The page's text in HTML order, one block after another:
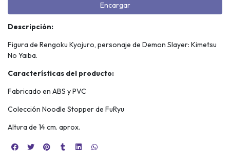
Encargar
Descripción:
Figura de Rengoku Kyojuro, personaje de Demon Slayer: Kimetsu
No Yaiba.
Características del producto:
Fabricado en ABS y PVC
Colección Noodle Stopper de FuRyu
Altura de 14 cm. aprox.